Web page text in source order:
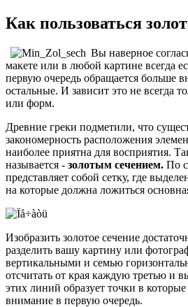
Как пользоваться
Вы наверное
макете или в любой картине всегда
первую очередь обращается больше
остальные. И зависит это не всегда
или форм.
Древние греки подметили, что
закономерность расположения
наиболее приятна для восприятия.
называется - золотым сечением. По
представляет собой сетку, где
на которые должна ложиться
Изобразить золотое сечение
разделить вашу картину или
вертикальными и семью
отсчитать от края каждую третью и
этих линий образует точки в
внимание в первую очередь.